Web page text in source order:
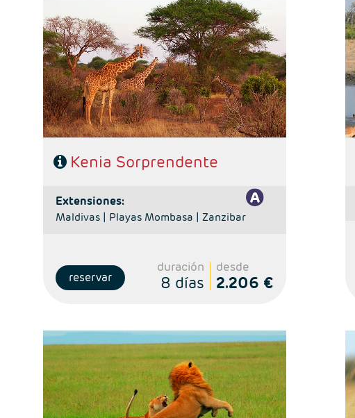
- Salidas: Lunes y Viernes
- Ruta: 1 noche Nairobi, 1n Aberdare, 1n Lago Nakuru y
2n Masai Mara.
Alojamiento: Superior, Superior Plus y Deluxe
- Régimen: Alojamiento y desayuno en Nairobi y
pensión completa en el safari.
- A destacar: Visado electrónico antes de la salida del
viaje.
Kenia Sorprendente
extensiones:
Maldivas | Playas Mombasa | Zanzibar
reservar
duración
8 días
desde
2.206 €
- Salidas: Miércoles y Domingos
- Ruta: 1 noche Nairobi, 1noche Lago Nakuru, 2n Masai
Mara, 1n Lago Naivasha y 1n Amboseli.
- Alojamiento: Superior, Superior Plus y Deluxe
- Régimen: Pensión completa en el safari
- A destacar: Visado electrónico antes de la salida del
viaje.